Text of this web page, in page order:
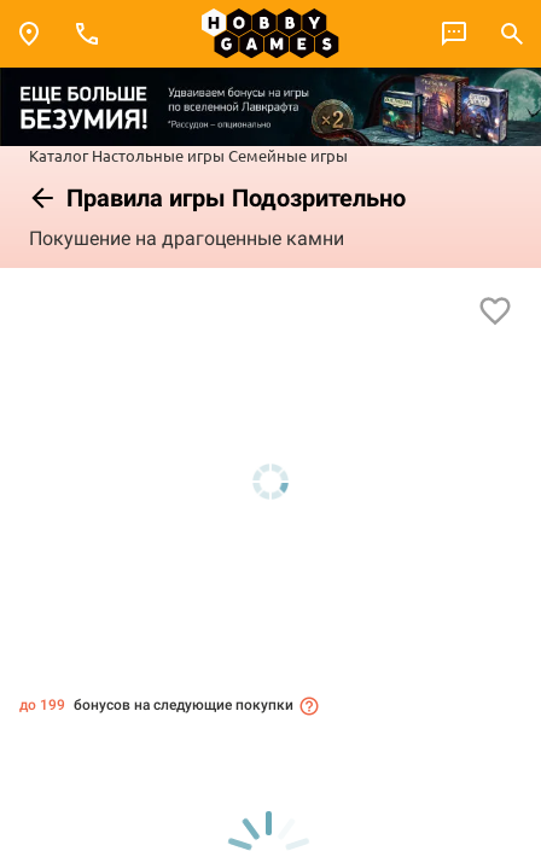
Каталог Настольные игры Семейные игры
Правила игры Подозрительно
Покушение на драгоценные камни
до 199 бонусов на следующие покупки